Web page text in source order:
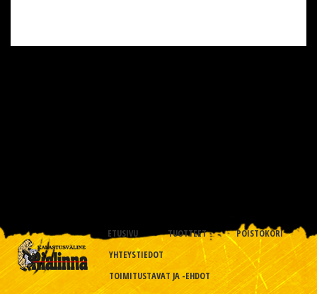
ETUSIVU TUOTTEET
POISTOKORI
YHTEYSTIEDOT
TOIMITUSTAVAT JA -EHDOT